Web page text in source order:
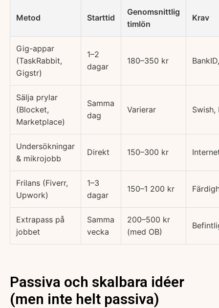
Metod Starttid
Genomsnittlig
timlön
Krav
Gig-appar
(TaskRabbit,
Gigstr)
1–2
dagar
180–350 kr
Sälja prylar
(Blocket,
Marketplace)
Samma
dag
Varierar
Undersökningar
& mikrojobb
Direkt 150–300 kr
Frilans (Fiverr,
Upwork)
1–3
dagar
150–1 200 kr
Extrapass på
jobbet
Samma
vecka
200–500 kr
(med OB)
Passiva och skalbara idéer
(men inte helt passiva)